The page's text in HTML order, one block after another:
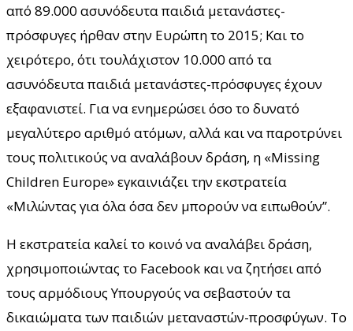
από 89.000 ασυνόδευτα παιδιά μετανάστες-
πρόσφυγες ήρθαν στην Ευρώπη το 2015; Και το
χειρότερο, ότι τουλάχιστον 10.000 από τα
ασυνόδευτα παιδιά μετανάστες-πρόσφυγες έχουν
εξαφανιστεί. Για να ενημερώσει όσο το δυνατό
μεγαλύτερο αριθμό ατόμων, αλλά και να παροτρύνει
τους πολιτικούς να αναλάβουν δράση, η «Missing
Children Europe» εγκαινιάζει την εκστρατεία
«Μιλώντας για όλα όσα δεν μπορούν να ειπωθούν”.
Η εκστρατεία καλεί το κοινό να αναλάβει δράση,
χρησιμοποιώντας το Facebook και να ζητήσει από
τους αρμόδιους Υπουργούς να σεβαστούν τα
δικαιώματα των παιδιών μεταναστών-προσφύγων. Το